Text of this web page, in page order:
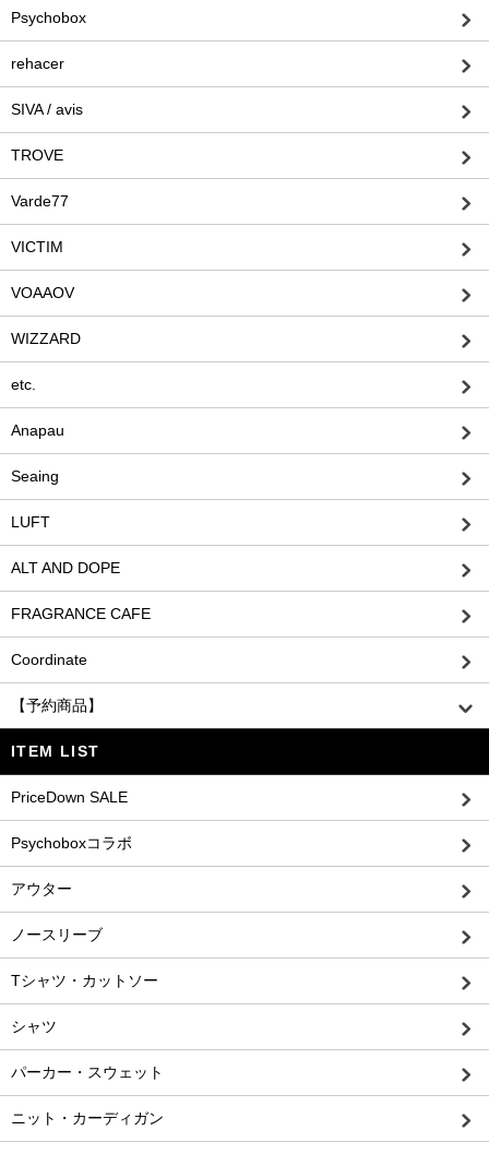
Psychobox
rehacer
SIVA / avis
TROVE
Varde77
VICTIM
VOAAOV
WIZZARD
etc.
Anapau
Seaing
LUFT
ALT AND DOPE
FRAGRANCE CAFE
Coordinate
【予約商品】
ITEM LIST
PriceDown SALE
Psychoboxコラボ
アウター
ノースリーブ
Tシャツ・カットソー
シャツ
パーカー・スウェット
ニット・カーディガン